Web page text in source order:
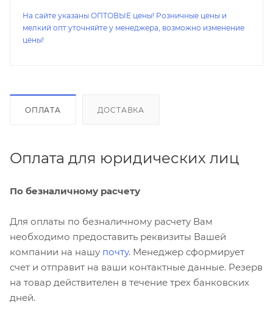
На сайте указаны ОПТОВЫЕ цены! Розничные цены и
мелкий опт уточняйте у менеджера, возможно изменение
цены!
ОПЛАТА ДОСТАВКА
Оплата для юридических лиц
По безналичному расчету
Для оплаты по безналичному расчету Вам
необходимо предоставить реквизиты Вашей
компании на нашу почту. Менеджер сформирует
счет и отправит на ваши контактные данные. Резерв
на товар действителен в течение трех банковских
дней.